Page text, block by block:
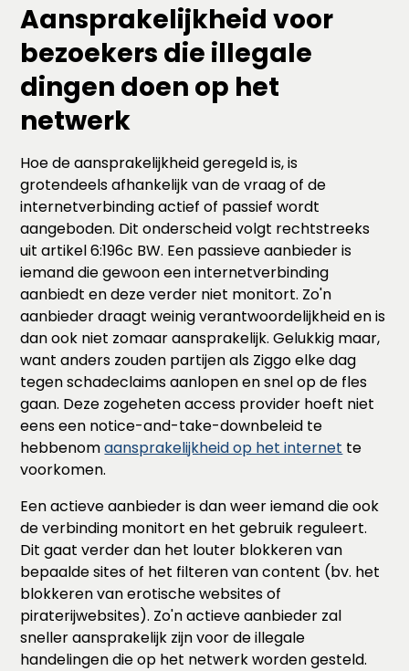
Aansprakelijkheid voor
bezoekers die illegale
dingen doen op het
netwerk
Hoe de aansprakelijkheid geregeld is, is
grotendeels afhankelijk van de vraag of de
internetverbinding actief of passief wordt
aangeboden. Dit onderscheid volgt rechtstreeks
uit artikel 6:196c BW. Een passieve aanbieder is
iemand die gewoon een internetverbinding
aanbiedt en deze verder niet monitort. Zo'n
aanbieder draagt weinig verantwoordelijkheid en is
dan ook niet zomaar aansprakelijk. Gelukkig maar,
want anders zouden partijen als Ziggo elke dag
tegen schadeclaims aanlopen en snel op de fles
gaan. Deze zogeheten access provider hoeft niet
eens een notice-and-take-downbeleid te
hebbenomaansprakelijkheid op het internet te
voorkomen.
Een actieve aanbieder is dan weer iemand die ook
de verbinding monitort en het gebruik reguleert.
Dit gaat verder dan het louter blokkeren van
bepaalde sites of het filteren van content (bv. het
blokkeren van erotische websites of
piraterijwebsites). Zo'n actieve aanbieder zal
sneller aansprakelijk zijn voor de illegale
handelingen die op het netwerk worden gesteld.